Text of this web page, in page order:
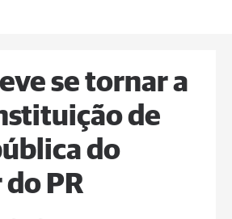
se tornar a
de
do
PR